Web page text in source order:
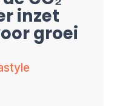
inzet
groei